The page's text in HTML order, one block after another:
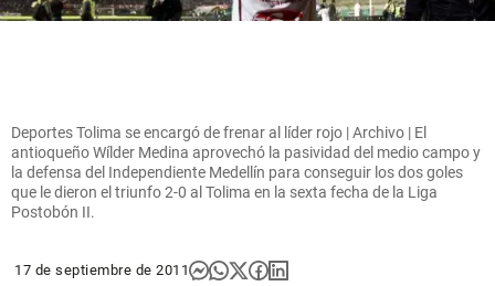
Deportes Tolima se encargó de frenar al líder rojo | Archivo | El
antioqueño Wílder Medina aprovechó la pasividad del medio campo y
la defensa del Independiente Medellín para conseguir los dos goles
que le dieron el triunfo 2-0 al Tolima en la sexta fecha de la Liga
Postobón II.
17 de septiembre de 2011